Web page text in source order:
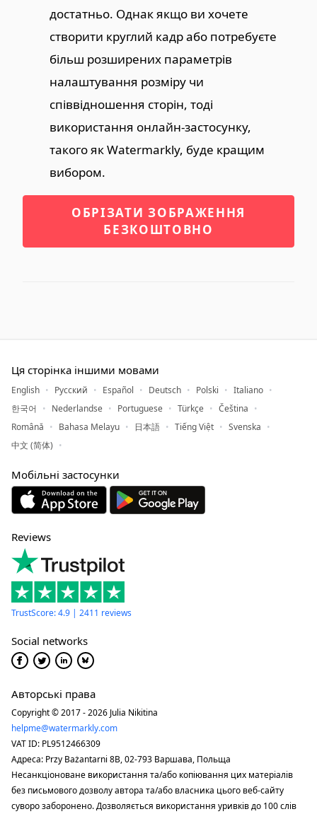
достатньо. Однак якщо ви хочете
створити круглий кадр або потребуєте
більш розширених параметрів
налаштування розміру чи
співвідношення сторін, тоді
використання онлайн-застосунку,
такого як Watermarkly, буде кращим
вибором.
ОБРІЗАТИ ЗОБРАЖЕННЯ
БЕЗКОШТОВНО
Ця сторінка іншими мовами
English Русский Español Deutsch Polski
Italiano
한국어
Nederlandse Portuguese Türkçe
Čeština
Română
Bahasa Melayu 日本語 Tiếng Việt
Svenska
中文 (简体)
Мобільні застосунки
Reviews
TrustScore: 4.9 | 2411 reviews
Social networks
Авторські права
Copyright © 2017 - 2026 Julia Nikitina
helpme@watermarkly.com
VAT ID: PL9512466309
Адреса: Przy Bażantarni 8B, 02-793 Варшава, Польща
Несанкціоноване використання та/або копіювання цих матеріалів
без письмового дозволу автора та/або власника цього веб-сайту
суворо заборонено. Дозволяється використання уривків до 100 слів